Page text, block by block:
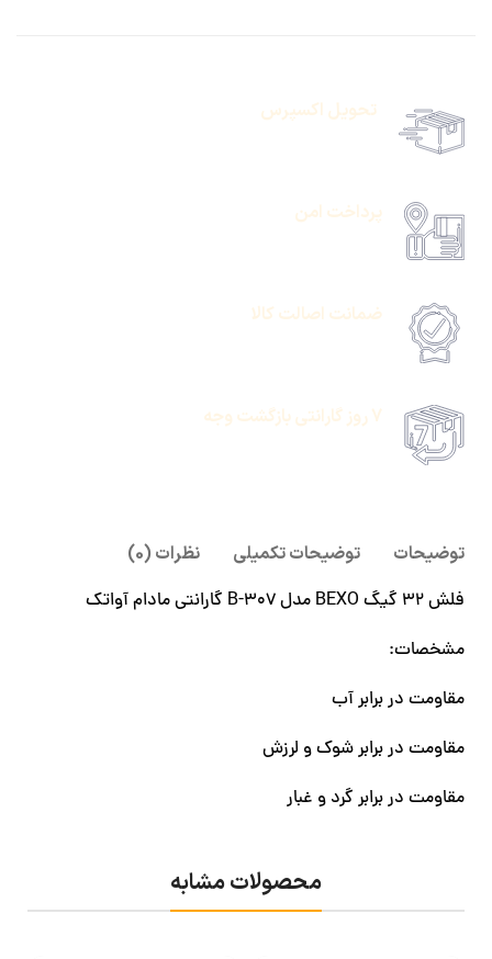
تحویل اکسپرس
پرداخت امن
ضمانت اصالت کالا
7 روز گارانتی بازگشت وجه
توضیحات توضیحات تکمیلی
نظرات (0)
فلش 32 گیگ BEXO مدل B-307 گارانتی مادام آواتک
مشخصات:
مقاومت در برابر آب
مقاومت در برابر شوک و لرزش
مقاومت در برابر گرد و غبار
محصولات مشابه